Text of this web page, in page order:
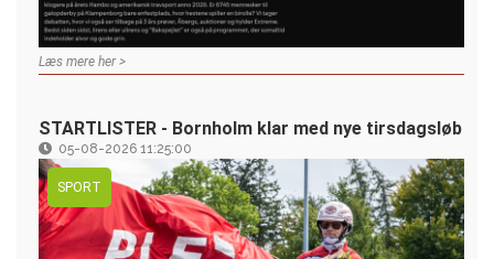
Læs mere her >
STARTLISTER - Bornholm klar med nye tirsdagsløb
05-08-2026 11:25:00
SPORT